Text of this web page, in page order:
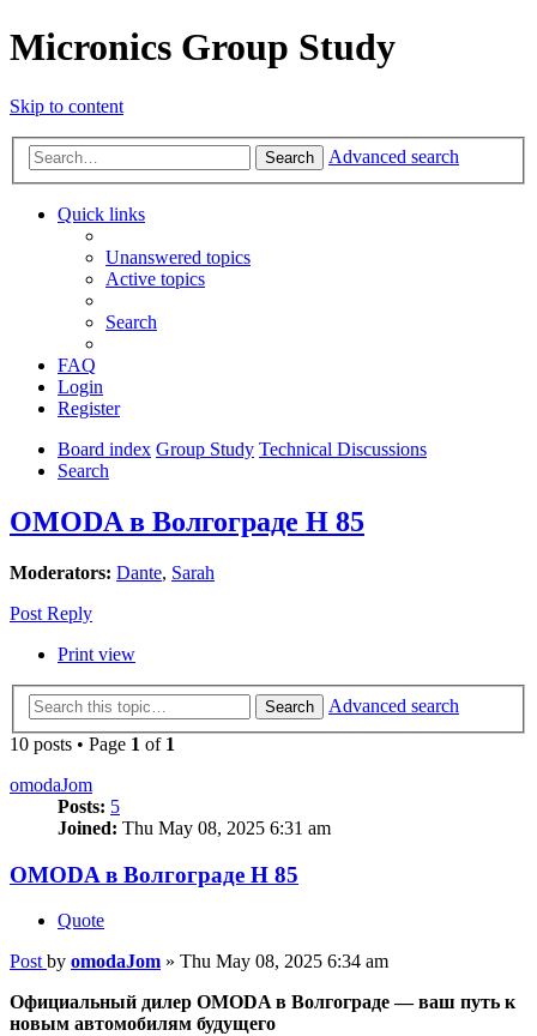
Micronics Group Study
Skip to content
Search Advanced search
Quick links
Unanswered topics
Active topics
Search
FAQ
Login
Register
Board index Group Study Technical Discussions
Search
OMODA в Волгограде Н 85
Moderators: Dante, Sarah
Post Reply
Print view
Search
Advanced search
10 posts • Page 1 of 1
omodaJom
Posts: 5
Joined: Thu May 08, 2025 6:31 am
OMODA в Волгограде Н 85
Quote
Post by omodaJom » Thu May 08, 2025 6:34 am
Официальный дилер OMODA в Волгограде — ваш путь к
новым автомобилям будущего